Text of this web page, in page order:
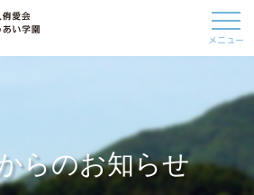
メニュー
らのお知らせ